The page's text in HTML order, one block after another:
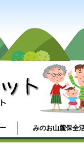
みのお山麓保全